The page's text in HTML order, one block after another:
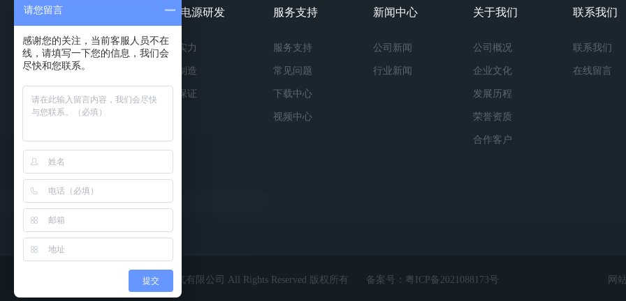
镀膜电源产品
按种类
按功率
按应用
镀膜电源研发
研发实力
精工制造
品质保证
服务支持
服务支持
常见问题
下载中心
视频中心
新闻中心
公司新闻
行业新闻
关于我们
公司概况
企业文化
发展历程
荣誉资质
合作客户
联系我们
联系我们
在线留言
Copyright © 2022 深圳市英能电气有限公司 All Rights Reserved 版权所有 备案号： 粤ICP备2021088173号 网
请您留言
感谢您的关注，当前客服人员不在
线，请填写一下您的信息，我们会
尽快和您联系。
提交